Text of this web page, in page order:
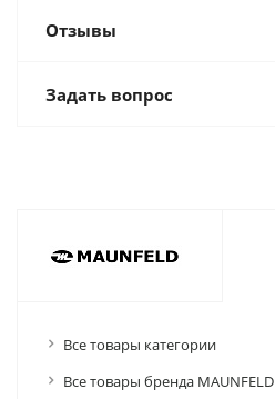
Отзывы
Задать вопрос
Все товары категории
Все товары бренда MAUNFELD